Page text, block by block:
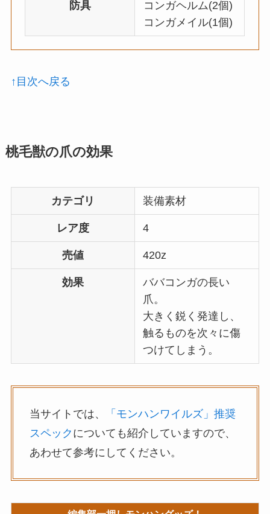
防具
コンガヘルム(2個)
コンガメイル(1個)
↑目次へ戻る
桃毛獣の爪の効果
カテゴリ 装備素材
レア度 4
売値 420z
効果
ババコンガの長い
爪。
大きく鋭く発達し、
触るものを次々に傷
つけてしまう。
当サイトでは、
「モンハンワイルズ」推奨
スペック についても紹介していますので、
あわせて参考にしてください。